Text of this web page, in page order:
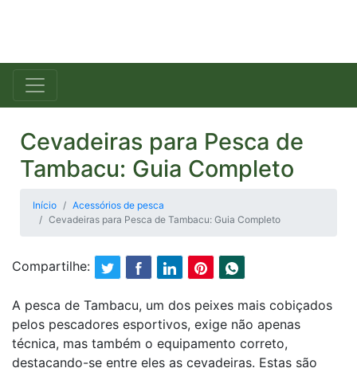
Cevadeiras para Pesca de
Tambacu: Guia Completo
Início
Acessórios de pesca
Cevadeiras para Pesca de Tambacu: Guia Completo
Compartilhe:
A pesca de Tambacu, um dos peixes mais cobiçados
pelos pescadores esportivos, exige não apenas
técnica, mas também o equipamento correto,
destacando-se entre eles as cevadeiras. Estas são